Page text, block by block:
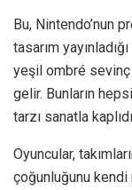
Bu, Nintendo’nun
tasarım
yeşil ombré
gelir. Bunların
tarzı sanatla
Oyuncular,
çoğunluğunu